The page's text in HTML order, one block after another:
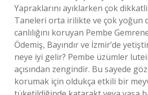
Yapraklarını ayıklarken çok dikkatli
Taneleri orta irilikte ve çok yoğun
canlılığını koruyan Pembe
Ödemiş, Bayındır ve İzmir’de
neye iyi gelir? Pembe üzümler
açısından zengindir. Bu sayede göz
korumak için oldukça etkili bir